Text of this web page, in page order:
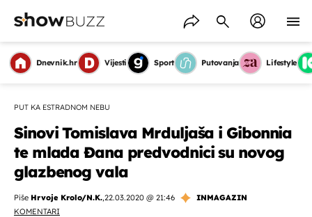
Dnevnik.hr Vijesti Sport Putovanja Lifestyle
PUT KA ESTRADNOM NEBU
Sinovi Tomislava Mrduljaša i Gibonnia
te mlada Đana predvodnici su novog
glazbenog vala
Piše Hrvoje Krolo/N.K.,22.03.2020 @ 21:46
INMAGAZIN
KOMENTARI